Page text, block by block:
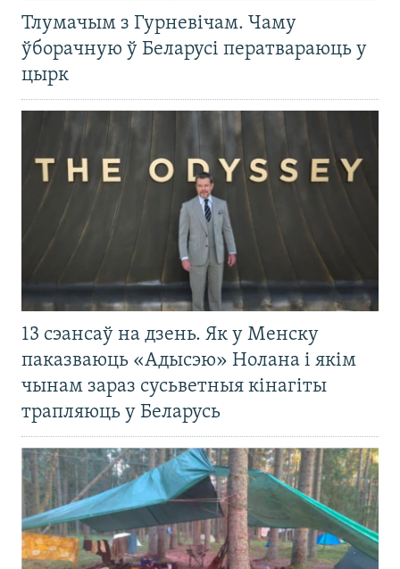
Тлумачым з Гурневічам. Чаму
ўборачную ў Беларусі ператвараюць у
цырк
13 сэансаў на дзень. Як у Менску
паказваюць «Адысэю» Нолана і якім
чынам зараз сусьветныя кінагіты
трапляюць у Беларусь